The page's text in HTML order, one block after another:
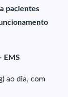
pacientes
EMS
ao dia, com